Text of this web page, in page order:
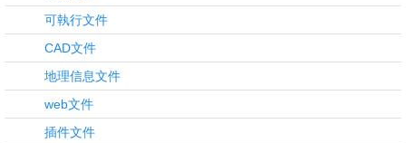
可執行文件
CAD文件
地理信息文件
web文件
插件文件